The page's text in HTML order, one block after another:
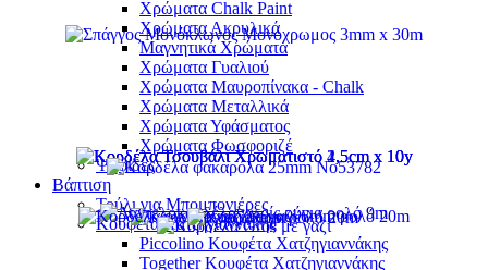
Χρώματα Chalk Paint
Χρώματα Ακρυλικά
Μαγνητικά Χρώματα
Χρώματα Γυαλιού
Χρώματα Μαυροπίνακα - Chalk
Χρώματα Μεταλλικά
Χρώματα Υφάσματος
Χρώματα Φωσφοριζέ
Ψηφίδες
Βάπτιση
Τούλι για Μπομπονιέρες
Κουφέτα Χατζηγιαννάκης
Piccolino Κουφέτα Χατζηγιαννάκης
Together Κουφέτα Χατζηγιαννάκης